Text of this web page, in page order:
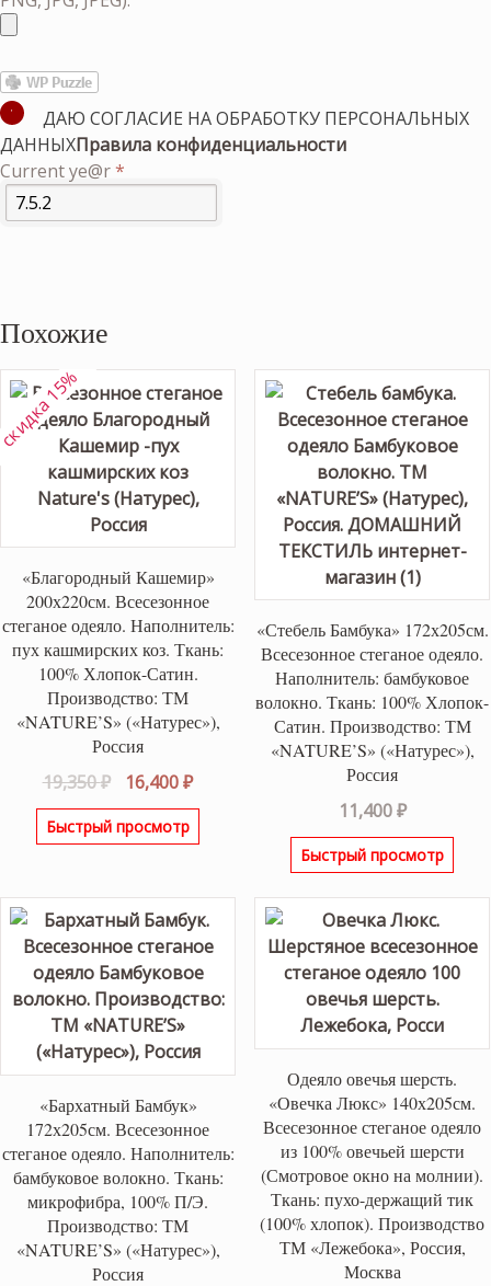
ДАЮ СОГЛАСИЕ НА ОБРАБОТКУ ПЕРСОНАЛЬНЫХ
ДАННЫХПравила конфиденциальности
Current ye@r*
Похожие
«Благородный Кашемир»
200х220см. Всесезонное
стеганое одеяло. Наполнитель:
пух кашмирских коз. Ткань:
100% Хлопок-Сатин.
Производство: ТМ
«NATURE’S» («Натурес»),
Россия
19,350₽
Первоначальная
цена
составляла
16,400₽Текущая
цена:
Быстрый просмотр
15%
«Стебель Бамбука» 172х205см.
Всесезонное стеганое одеяло.
Наполнитель: бамбуковое
волокно. Ткань: 100% Хлопок-
Сатин. Производство: ТМ
«NATURE’S» («Натурес»),
Россия
11,400₽
Быстрый просмотр
«Бархатный Бамбук»
172х205см. Всесезонное
стеганое одеяло. Наполнитель:
бамбуковое волокно. Ткань:
микрофибра, 100% П/Э.
Производство: ТМ
«NATURE’S» («Натурес»),
Россия
Одеяло овечья шерсть.
«Овечка Люкс» 140х205см.
Всесезонное стеганое одеяло
из 100% овечьей шерсти
(Смотровое окно на молнии).
Ткань: пухо-держащий тик
(100% хлопок). Производство
ТМ «Лежебока», Россия,
Москва